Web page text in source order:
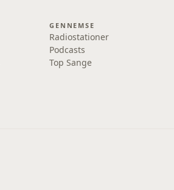
GENNEMSE
Radiostationer
Podcasts
Top Sange